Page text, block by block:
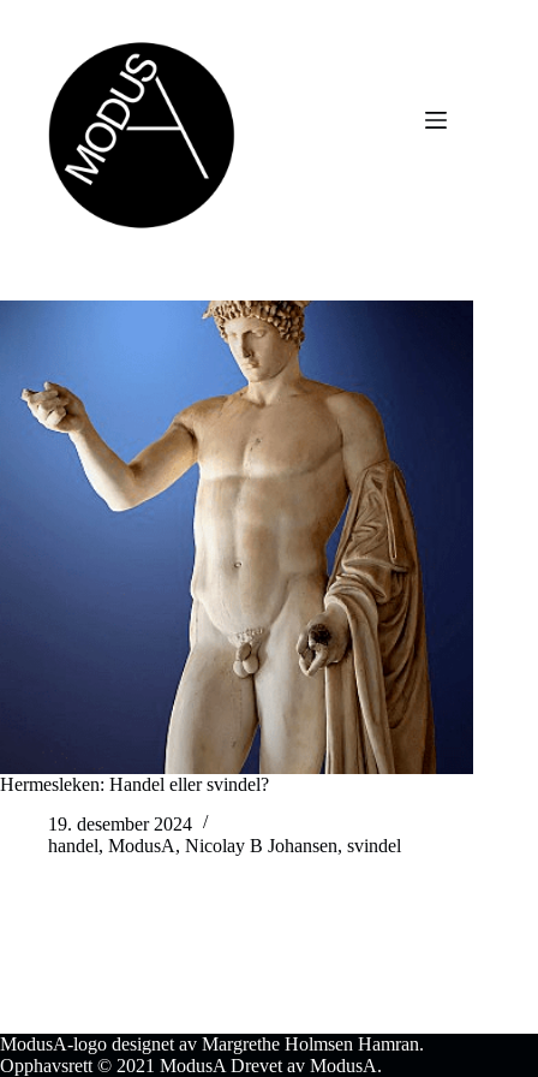
Hermesleken: Handel eller svindel?
19. desember 2024
handel, ModusA, Nicolay B Johansen, svindel
ModusA-logo designet av Margrethe Holmsen Hamran.
Opphavsrett © 2021 ModusA Drevet av ModusA.